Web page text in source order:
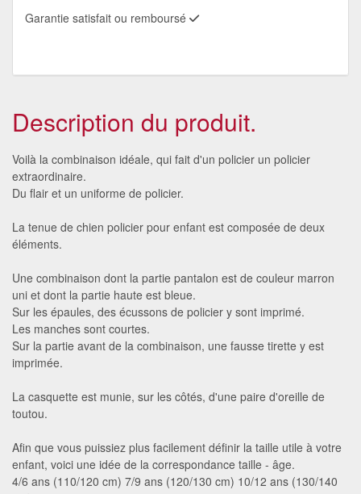
Garantie satisfait ou remboursé
Description du produit.
Voilà la combinaison idéale, qui fait d'un policier un policier
extraordinaire.
Du flair et un uniforme de policier.
La tenue de chien policier pour enfant est composée de deux
éléments.
Une combinaison dont la partie pantalon est de couleur marron
uni et dont la partie haute est bleue.
Sur les épaules, des écussons de policier y sont imprimé.
Les manches sont courtes.
Sur la partie avant de la combinaison, une fausse tirette y est
imprimée.
La casquette est munie, sur les côtés, d'une paire d'oreille de
toutou.
Afin que vous puissiez plus facilement définir la taille utile à votre
enfant, voici une idée de la correspondance taille - âge.
4/6 ans (110/120 cm) 7/9 ans (120/130 cm) 10/12 ans (130/140